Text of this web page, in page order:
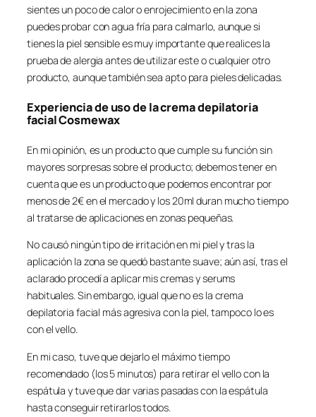
sientes un poco de calor o enrojecimiento en la zona
puedes probar con agua fría para calmarlo, aunque si
tienes la piel sensible es muy importante que realices la
prueba de alergia antes de utilizar este o cualquier otro
producto, aunque también sea apto para pieles delicadas.
Experiencia de uso de la crema depilatoria
facial Cosmewax
En mi opinión, es un producto que cumple su función sin
mayores sorpresas sobre el producto; debemos tener en
cuenta que es un producto que podemos encontrar por
menos de 2€ en el mercado y los 20ml duran mucho tiempo
al tratarse de aplicaciones en zonas pequeñas.
No causó ningún tipo de irritación en mi piel y tras la
aplicación la zona se quedó bastante suave; aún así, tras el
aclarado procedí a aplicar mis cremas y serums
habituales. Sin embargo, igual que no es la crema
depilatoria facial más agresiva con la piel, tampoco lo es
con el vello.
En mi caso, tuve que dejarlo el máximo tiempo
recomendado (los 5 minutos) para retirar el vello con la
espátula y tuve que dar varias pasadas con la espátula
hasta conseguir retirarlos todos.